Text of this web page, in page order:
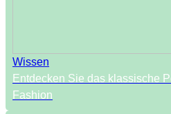
Wissen
Entdecken Sie das klassische
Fashion